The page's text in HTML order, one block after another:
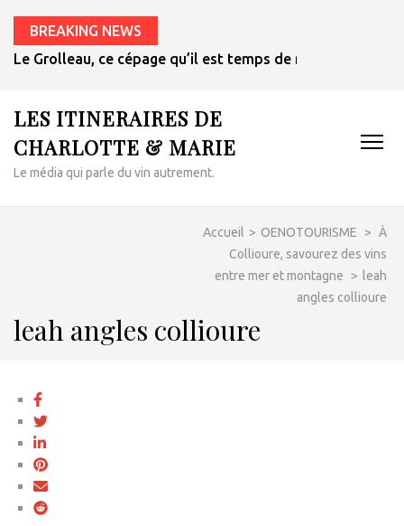
BREAKING NEWS
Le Grolleau, ce cépage qu’il est temps de redécouvrir
LES ITINERAIRES DE
CHARLOTTE & MARIE
Le média qui parle du vin autrement.
Accueil > OENOTOURISME > À
Collioure, savourez des vins
entre mer et montagne
> leah
angles collioure
leah angles collioure